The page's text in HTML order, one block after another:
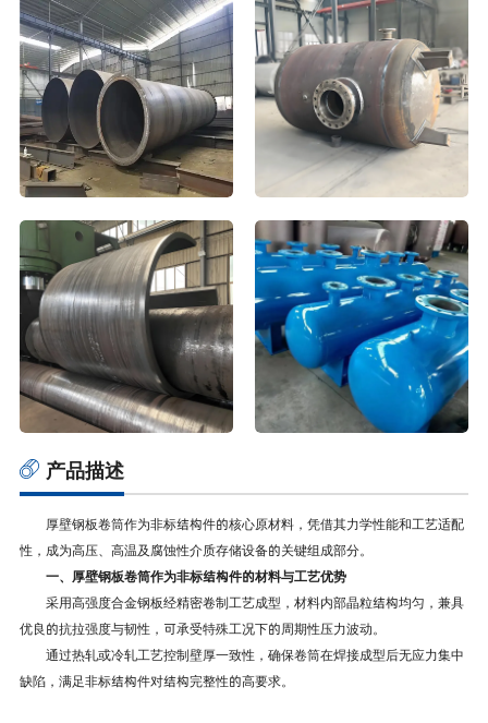
产品描述
厚壁钢板卷筒作为非标结构件的核心原材料，凭借其力学性能和工艺适配
性，成为高压、高温及腐蚀性介质存储设备的关键组成部分。
一、‌厚壁钢板卷筒作为非标结构件的材料与工艺优势
采用高强度合金钢板经精密卷制工艺成型，材料内部晶粒结构均匀，兼具
优良的抗拉强度与韧性，可承受特殊工况下的周期性压力波动。
通过热轧或冷轧工艺控制壁厚一致性，确保卷筒在焊接成型后无应力集中
缺陷，满足非标结构件对结构完整性的高要求。